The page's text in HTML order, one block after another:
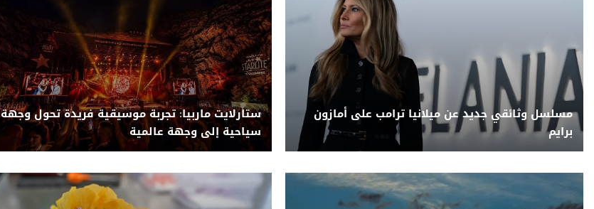
مسلسل وثائقي جديد عن ميلانيا ترامب على أمازون
برايم
ستارلايت ماربيا: تجربة موسيقية فريدة تحول وجهة
سياحية إلى وجهة عالمية